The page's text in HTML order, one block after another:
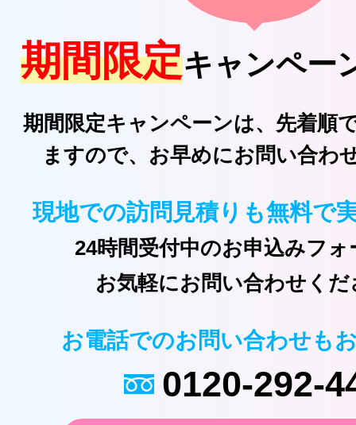
期間限定キャンペー
期間限定キャンペーンは、先着順
ますので、お早めにお問い合わ
現地での訪問見積りも無料で
24時間受付中のお申込みフォ
お気軽にお問い合わせくだ
お電話でのお問い合わせも
0120-292-